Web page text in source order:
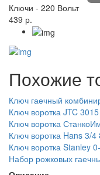
Ключи - 220 Вольт
439 р.
Похожие
Ключ гаечный
Ключ воротка JTC 3015
Ключ воротка
Ключ воротка Hans 3/
Ключ воротка Stanley
Набор рожковых